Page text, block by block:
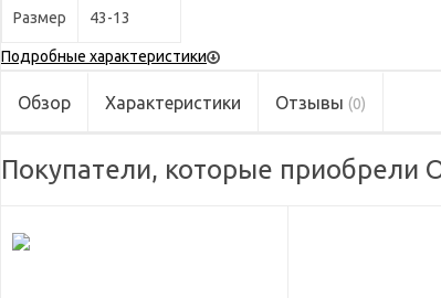
Размер 43-13
Подробные характеристики
Обзор Характеристики Отзывы (0)
Покупатели, которые приобрели